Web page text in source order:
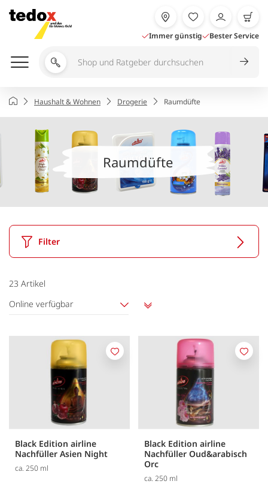
Inhalt
springen
Immer günstig Bester Service
Shop
durchsuchen
StartseiteHaushalt & Wohnen Drogerie Raumdüfte
Raumdüfte
Filter
23 Artikel
Online verfügbar
Black Edition airline
Nachfüller Asien Night
ca. 250 ml
Merken
Black Edition airline
Nachfüller Oud&arabisch
Orc
ca. 250 ml